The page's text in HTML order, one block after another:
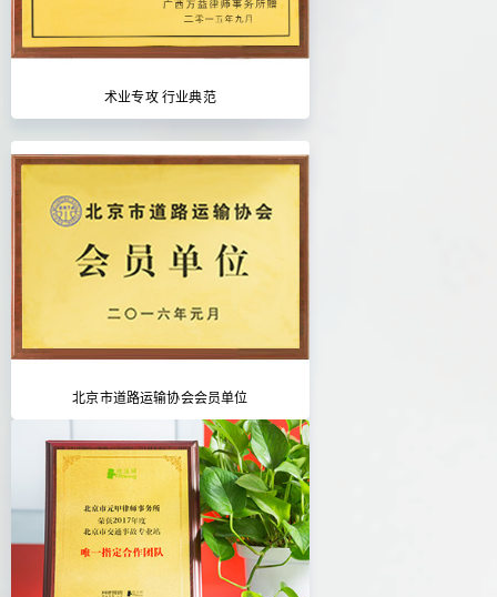
术业专攻 行业典范
北京市道路运输协会会员单位